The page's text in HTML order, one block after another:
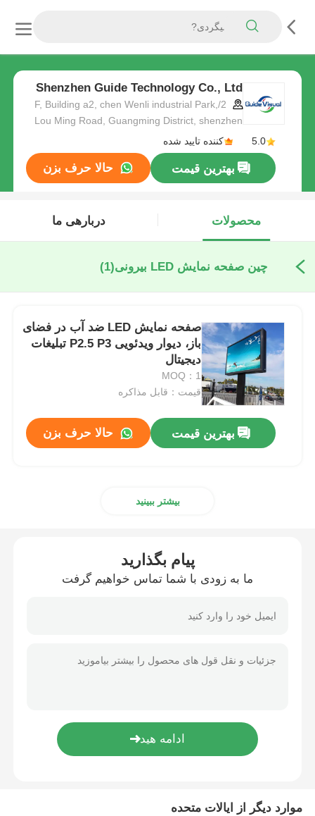
Shenzhen Guide Technology Co., Ltd
2/F, Building a2, chen Wenli industrial Park,
Lou Ming Road, Guangming District, shenzhen
5.0
کننده تایید شده
بهترین قیمت حالا حرف بزن
محصولات دربارهی ما
چین صفحه نمایش LED بیرونی (1)
صفحه نمایش LED ضد آب در فضای
باز، دیوار ویدئویی P2.5 P3 تبلیغات
دیجیتال
MOQ：1
قیمت：قابل مذاکره
بهترین قیمت حالا حرف بزن
بیشتر ببینید
پیام بگذارید
ما به زودی با شما تماس خواهیم گرفت
موارد دیگر از ایالات متحده